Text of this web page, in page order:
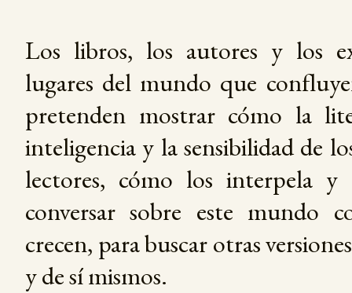
Los libros, los autores y los
lugares del mundo que
pretenden mostrar cómo la
inteligencia y la sensibilidad de
lectores, cómo los interpela y
conversar sobre este mundo
crecen, para buscar otras
y de sí mismos.